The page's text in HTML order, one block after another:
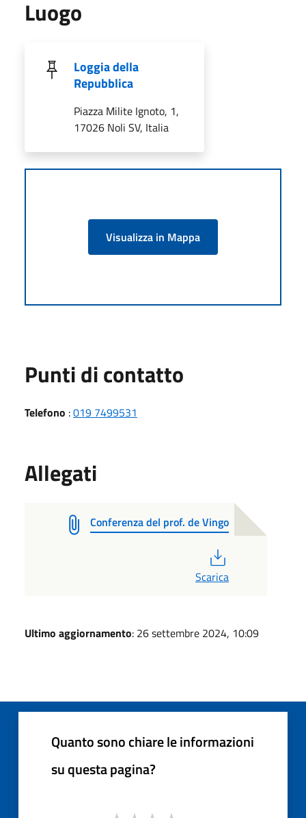
Luogo
Loggia della
Repubblica
Piazza Milite Ignoto, 1,
17026 Noli SV, Italia
Visualizza in Mappa
Punti di contatto
Telefono :019 7499531
Allegati
Conferenza del prof. de Vingo
Scarica
Ultimo aggiornamento: 26 settembre 2024, 10:09
Quanto sono chiare le informazioni
su questa pagina?